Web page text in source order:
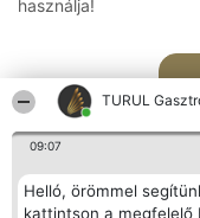
TURUL
09:07
Helló, örömmel
kattintson a megfelelő
használja!